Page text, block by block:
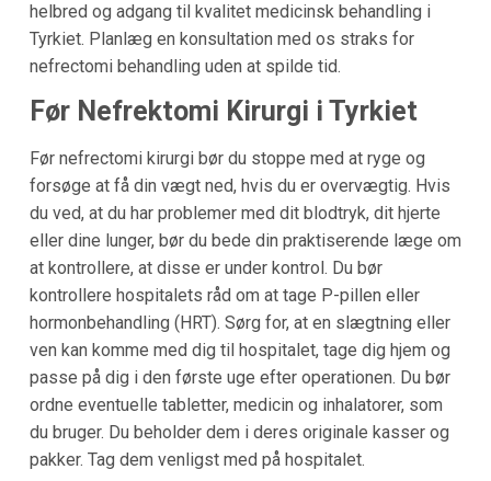
helbred og adgang til kvalitet medicinsk behandling i
Tyrkiet. Planlæg en konsultation med os straks for
nefrectomi behandling uden at spilde tid.
Før Nefrektomi Kirurgi i Tyrkiet
Før nefrectomi kirurgi bør du stoppe med at ryge og
forsøge at få din vægt ned, hvis du er overvægtig. Hvis
du ved, at du har problemer med dit blodtryk, dit hjerte
eller dine lunger, bør du bede din praktiserende læge om
at kontrollere, at disse er under kontrol. Du bør
kontrollere hospitalets råd om at tage P-pillen eller
hormonbehandling (HRT). Sørg for, at en slægtning eller
ven kan komme med dig til hospitalet, tage dig hjem og
passe på dig i den første uge efter operationen. Du bør
ordne eventuelle tabletter, medicin og inhalatorer, som
du bruger. Du beholder dem i deres originale kasser og
pakker. Tag dem venligst med på hospitalet.